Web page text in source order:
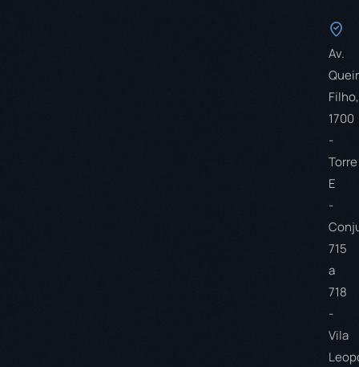
Av.
Filho,
1700
-
Torre
E
-
715
a
718
-
Vila